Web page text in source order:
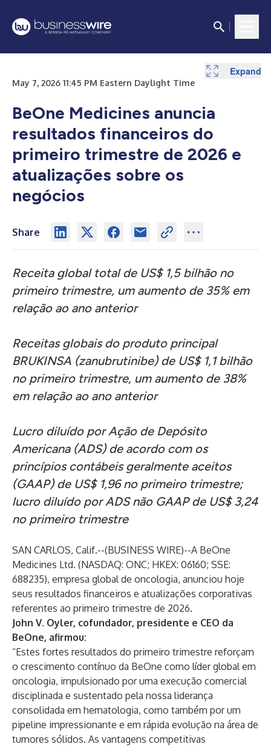
May 7, 2026 11:45 PM Eastern Daylight Time
BeOne Medicines anuncia
resultados financeiros do
primeiro trimestre de 2026 e
atualizações sobre os
negócios
Share
Receita global total de US$ 1,5 bilhão no
primeiro trimestre, um aumento de 35% em
relação ao ano anterior
Receitas globais do produto principal
BRUKINSA (zanubrutinibe) de US$ 1,1 bilhão
no primeiro trimestre, um aumento de 38%
em relação ao ano anterior
Lucro diluído por Ação de Depósito
Americana (ADS) de acordo com os
princípios contábeis geralmente aceitos
(GAAP) de US$ 1,96 no primeiro trimestre;
lucro diluído por ADS não GAAP de US$ 3,24
no primeiro trimestre
SAN CARLOS, Calif.--(BUSINESS WIRE)--A BeOne
Medicines Ltd. (NASDAQ: ONC; HKEX: 06160; SSE:
688235), empresa global de oncologia, anunciou hoje
seus resultados financeiros e atualizações corporativas
referentes ao primeiro trimestre de 2026.
John V. Oyler, cofundador, presidente e CEO da
BeOne, afirmou:
“Estes fortes resultados do primeiro trimestre reforçam
o crescimento contínuo da BeOne como líder global em
oncologia, impulsionado por uma execução comercial
disciplinada e sustentado pela nossa liderança
consolidada em hematologia, como também por um
pipeline impressionante e em rápida evolução na área de
tumores sólidos. As vantagens competitivas
Expand
Expand
Expand
Expand
Expand
Expand
Expand
Expand
Expand
Expand